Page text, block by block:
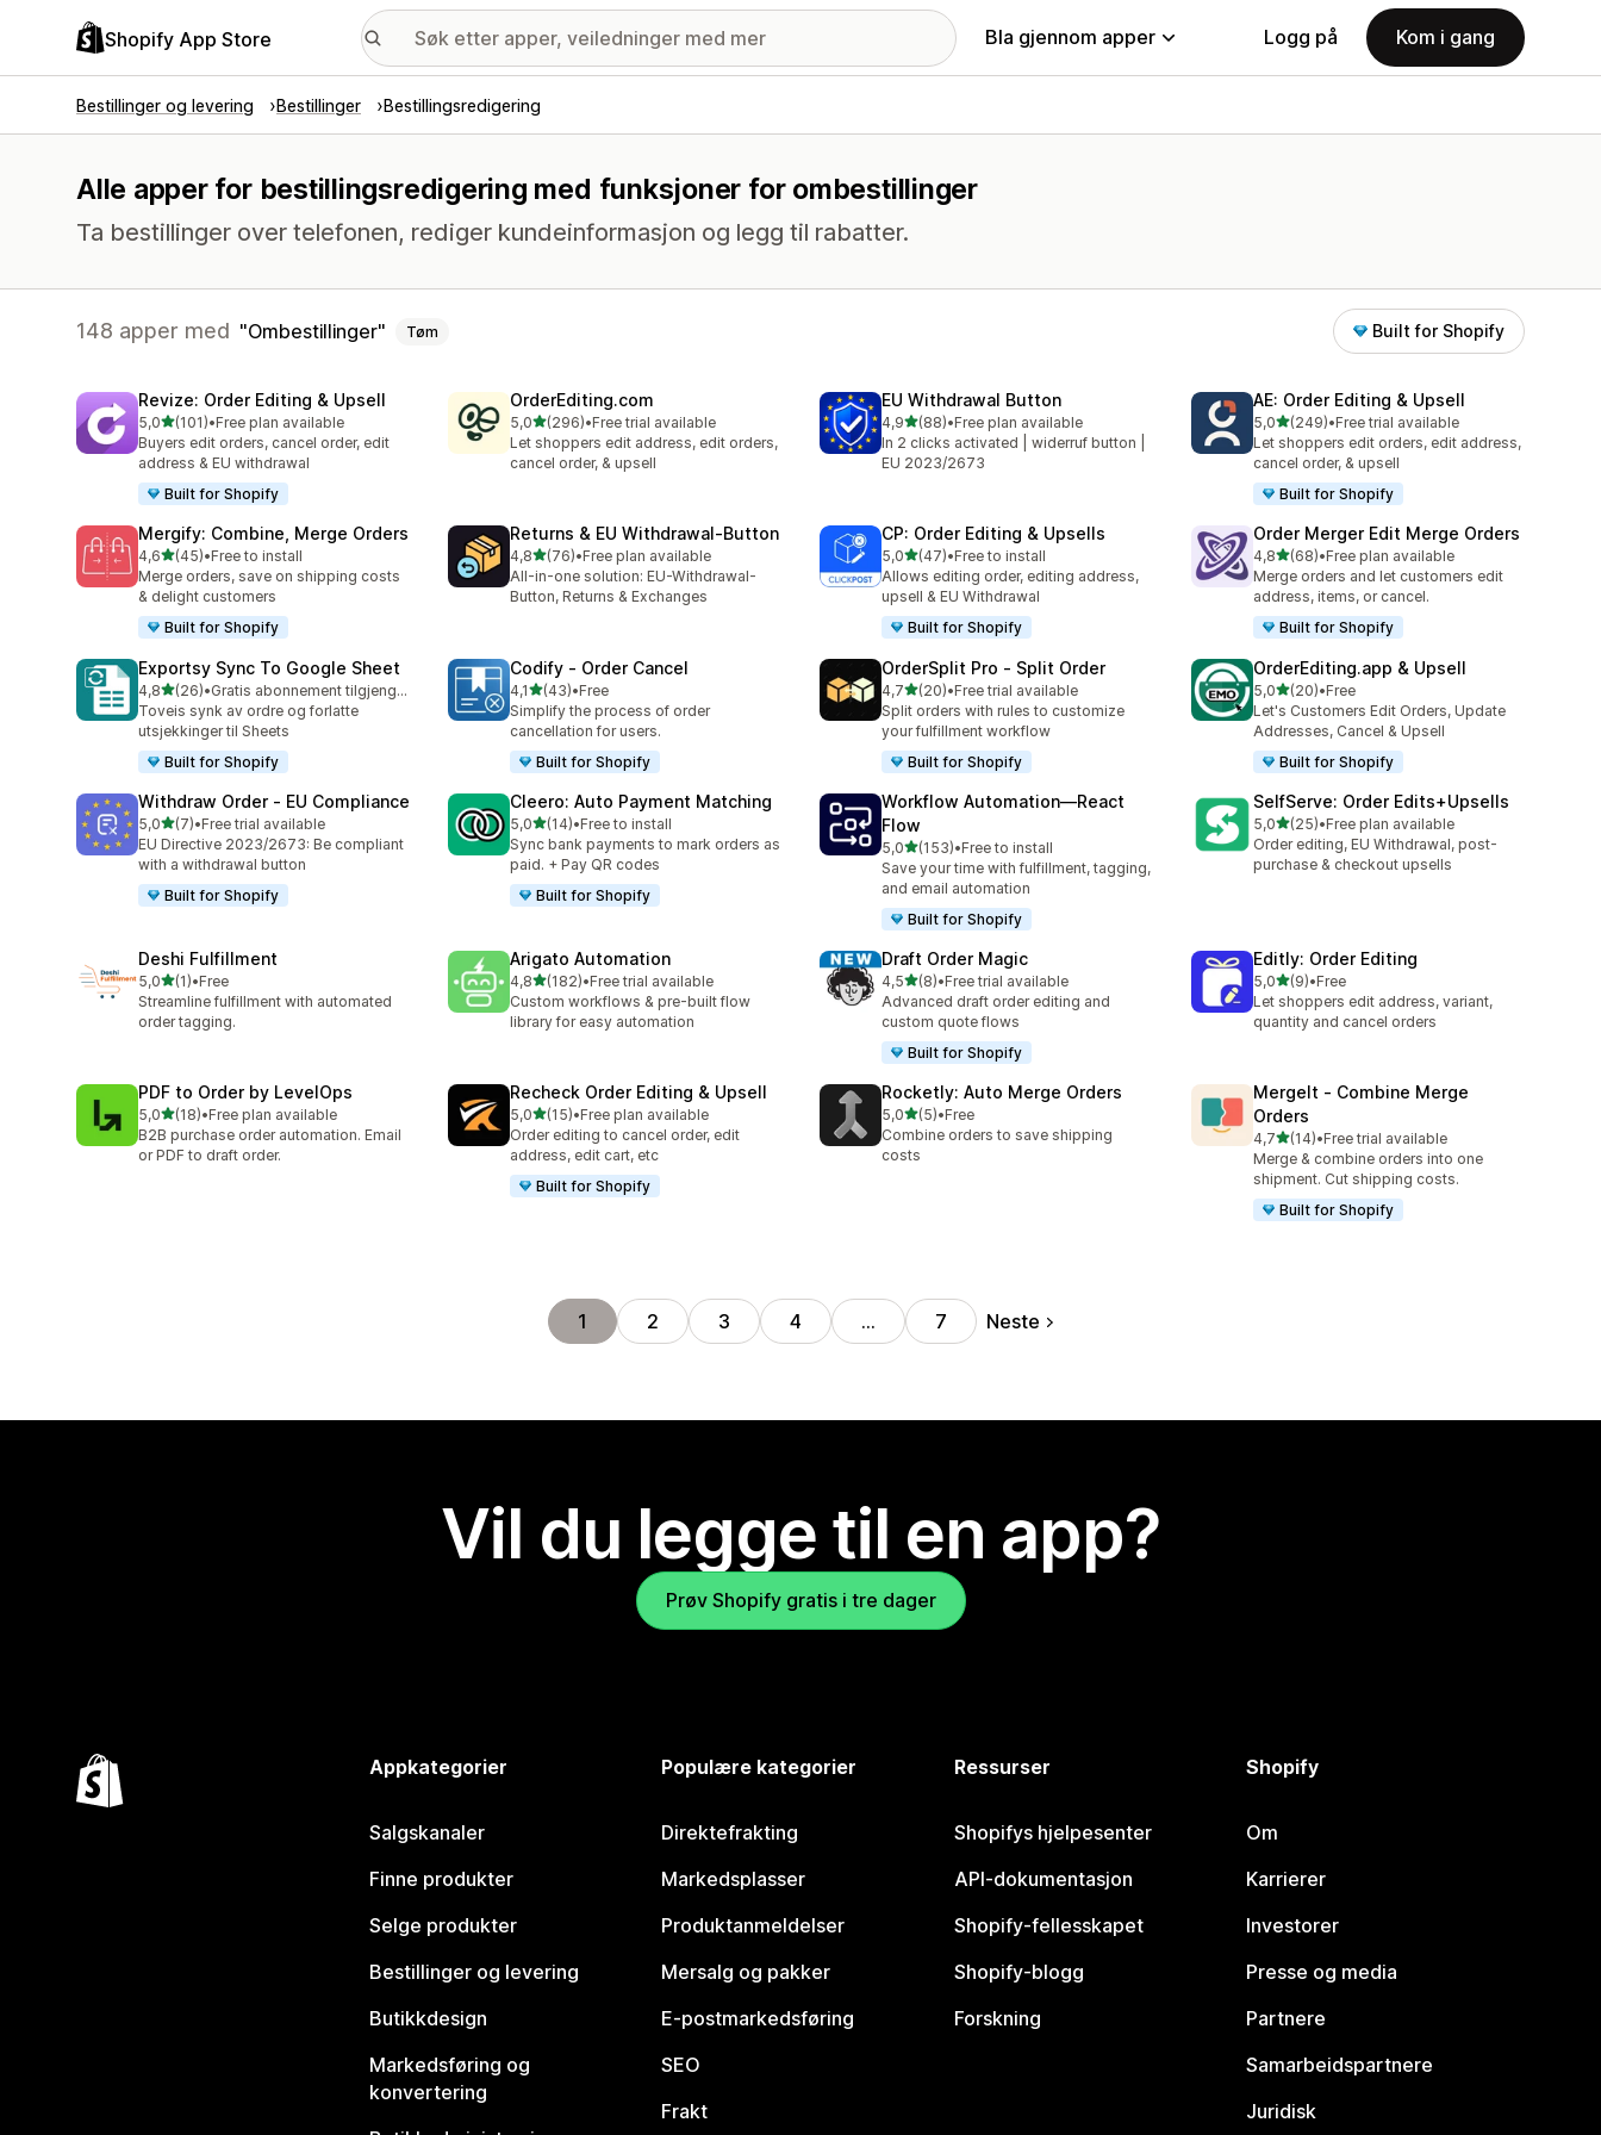
Shopify App Store Bla gjennom apper Logg på Kom i gang
Bestillinger og levering Bestillinger Bestillingsredigering
Alle apper for bestillingsredigering med funksjoner for ombestillinger
Ta bestillinger over telefonen, rediger kundeinformasjon og legg til rabatter.
148 apper med Ombestillinger Tøm Built for Shopify
Revize: Order Editing & Upsell
5,0av 5 stjerner
(101)
Totalt 101 omtaler
•Free plan available
Buyers edit orders, cancel order, edit
address & EU withdrawal
Built for Shopify
OrderEditing.com
5,0av 5 stjerner
(296)
Totalt 296 omtaler
•Free trial available
Let shoppers edit address, edit orders,
cancel order, & upsell
EU Withdrawal Button
4,9av 5 stjerner
(88)
Totalt 88 omtaler
•Free plan available
In 2 clicks activated | widerruf button |
EU 2023/2673
AE: Order Editing & Upsell
5,0av 5 stjerner
(249)
Totalt 249 omtaler
•Free trial available
Let shoppers edit orders, edit address,
cancel order, & upsell
Built for Shopify
Mergify: Combine, Merge Orders
4,6av 5 stjerner
(45)
Totalt 45 omtaler
•Free to install
Merge orders, save on shipping costs
& delight customers
Built for Shopify
Returns & EU Withdrawal‑Button
4,8av 5 stjerner
(76)
Totalt 76 omtaler
•Free plan available
All-in-one solution: EU-Withdrawal-
Button, Returns & Exchanges
CP: Order Editing & Upsells
5,0av 5 stjerner
(47)
Totalt 47 omtaler
•Free to install
Allows editing order, editing address,
upsell & EU Withdrawal
Built for Shopify
Order Merger Edit Merge Orders
4,8av 5 stjerner
(68)
Totalt 68 omtaler
•Free plan available
Merge orders and let customers edit
address, items, or cancel.
Built for Shopify
Exportsy Sync To Google Sheet
4,8av 5 stjerner
(26)
Totalt 26 omtaler
•
Gratis abonnement tilgjengelig
Toveis synk av ordre og forlatte
utsjekkinger til Sheets
Built for Shopify
Codify ‑ Order Cancel
4,1av 5 stjerner
(43)
Totalt 43 omtaler
•Free
Simplify the process of order
cancellation for users.
Built for Shopify
OrderSplit Pro ‑ Split Order
4,7av 5 stjerner
(20)
Totalt 20 omtaler
•Free trial available
Split orders with rules to customize
your fulfillment workflow
Built for Shopify
OrderEditing.app & Upsell
5,0av 5 stjerner
(20)
Totalt 20 omtaler
•Free
Let's Customers Edit Orders, Update
Addresses, Cancel & Upsell
Built for Shopify
Withdraw Order ‑ EU Compliance
5,0av 5 stjerner
(7)
Totalt 7 omtaler
•Free trial available
EU Directive 2023/2673: Be compliant
with a withdrawal button
Built for Shopify
Cleero: Auto Payment Matching
5,0av 5 stjerner
(14)
Totalt 14 omtaler
•Free to install
Sync bank payments to mark orders as
paid. + Pay QR codes
Built for Shopify
Workflow Automation—React
Flow
5,0av 5 stjerner
(153)
Totalt 153 omtaler
•Free to install
Save your time with fulfillment, tagging,
and email automation
Built for Shopify
SelfServe: Order Edits+Upsells
5,0av 5 stjerner
(25)
Totalt 25 omtaler
•Free plan available
Order editing, EU Withdrawal, post-
purchase & checkout upsells
Deshi Fulfillment
5,0av 5 stjerner
(1)
Totalt 1 omtaler
•Free
Streamline fulfillment with automated
order tagging.
Arigato Automation
4,8av 5 stjerner
(182)
Totalt 182 omtaler
•Free trial available
Custom workflows & pre-built flow
library for easy automation
Draft Order Magic
4,5av 5 stjerner
(8)
Totalt 8 omtaler
•Free trial available
Advanced draft order editing and
custom quote flows
Built for Shopify
Editly: Order Editing
5,0av 5 stjerner
(9)
Totalt 9 omtaler
•Free
Let shoppers edit address, variant,
quantity and cancel orders
PDF to Order by LevelOps
5,0av 5 stjerner
(18)
Totalt 18 omtaler
•Free plan available
B2B purchase order automation. Email
or PDF to draft order.
Recheck Order Editing & Upsell
5,0av 5 stjerner
(15)
Totalt 15 omtaler
•Free plan available
Order editing to cancel order, edit
address, edit cart, etc
Built for Shopify
Rocketly: Auto Merge Orders
5,0av 5 stjerner
(5)
Totalt 5 omtaler
•Free
Combine orders to save shipping
costs
MergeIt ‑ Combine Merge
Orders
4,7av 5 stjerner
(14)
Totalt 14 omtaler
•Free trial available
Merge & combine orders into one
shipment. Cut shipping costs.
Built for Shopify
1 2 3 4 … 7 Neste
Vil du legge til en app?
Prøv Shopify gratis i tre dager
Appkategorier
Salgskanaler
Finne produkter
Selge produkter
Bestillinger og levering
Butikkdesign
Markedsføring og
konvertering
Populære kategorier
Direktefrakting
Markedsplasser
Produktanmeldelser
Mersalg og pakker
E-postmarkedsføring
SEO
Frakt
Ressurser
Shopifys hjelpesenter
API-dokumentasjon
Shopify-fellesskapet
Shopify-blogg
Forskning
Shopify
Om
Karrierer
Investorer
Presse og media
Partnere
Samarbeidspartnere
Juridisk